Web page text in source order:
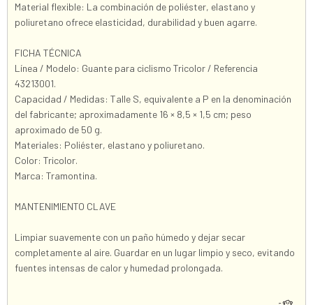
Material flexible: La combinación de poliéster, elastano y
poliuretano ofrece elasticidad, durabilidad y buen agarre.
FICHA TÉCNICA
Línea / Modelo: Guante para ciclismo Tricolor / Referencia
43213001.
Capacidad / Medidas: Talle S, equivalente a P en la denominación
del fabricante; aproximadamente 16 × 8,5 × 1,5 cm; peso
aproximado de 50 g.
Materiales: Poliéster, elastano y poliuretano.
Color: Tricolor.
Marca: Tramontina.
MANTENIMIENTO CLAVE
Limpiar suavemente con un paño húmedo y dejar secar
completamente al aire. Guardar en un lugar limpio y seco, evitando
fuentes intensas de calor y humedad prolongada.